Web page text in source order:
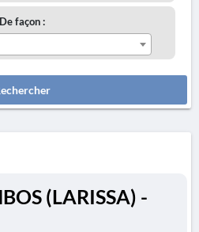
De façon :
(LARISSA) -